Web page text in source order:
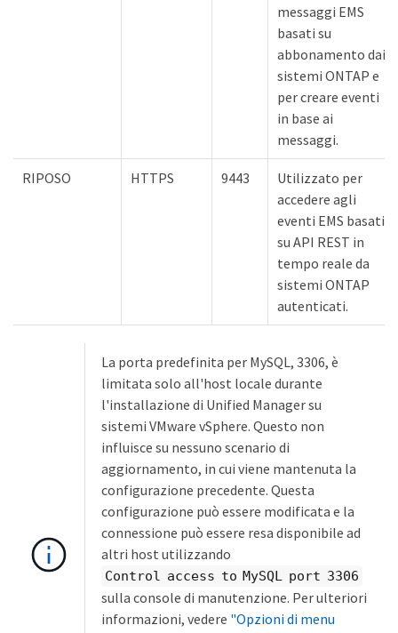
messaggi EMS
basati su
abbonamento dai
sistemi ONTAP e
per creare eventi
in base ai
messaggi.
RIPOSO HTTPS 9443
Utilizzato per
accedere agli
eventi EMS basati
su API REST in
tempo reale da
sistemi ONTAP
autenticati.
La porta predefinita per MySQL, 3306, è
limitata solo all'host locale durante
l'installazione di Unified Manager su
sistemi VMware vSphere. Questo non
influisce su nessuno scenario di
aggiornamento, in cui viene mantenuta la
configurazione precedente. Questa
configurazione può essere modificata e la
connessione può essere resa disponibile ad
altri host utilizzando
Control access to MySQL port 3306
sulla console di manutenzione. Per ulteriori
informazioni, vedere "Opzioni di menu